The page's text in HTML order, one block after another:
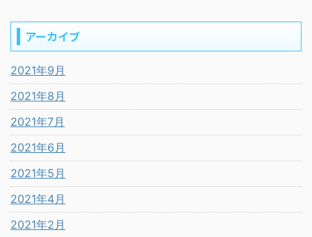
アーカイブ
2021年9月
2021年8月
2021年7月
2021年6月
2021年5月
2021年4月
2021年2月